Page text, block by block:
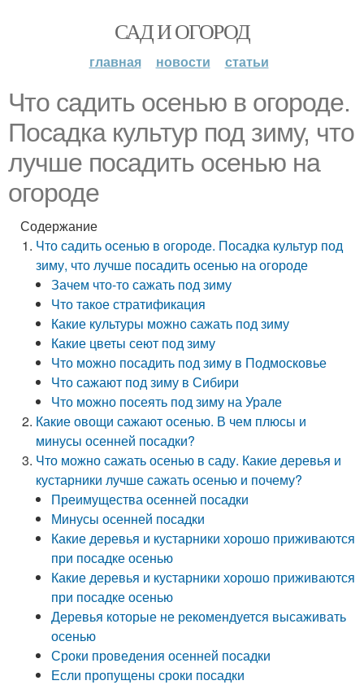
САД И ОГОРОД
главная новости статьи
Что садить осенью в огороде.
Посадка культур под зиму, что
лучше посадить осенью на
огороде
Содержание
Что садить осенью в огороде. Посадка культур под
зиму, что лучше посадить осенью на огороде
Зачем что-то сажать под зиму
Что такое стратификация
Какие культуры можно сажать под зиму
Какие цветы сеют под зиму
Что можно посадить под зиму в Подмосковье
Что сажают под зиму в Сибири
Что можно посеять под зиму на Урале
Какие овощи сажают осенью. В чем плюсы и
минусы осенней посадки?
Что можно сажать осенью в саду. Какие деревья и
кустарники лучше сажать осенью и почему?
Преимущества осенней посадки
Минусы осенней посадки
Какие деревья и кустарники хорошо приживаются
при посадке осенью
Какие деревья и кустарники хорошо приживаются
при посадке осенью
Деревья которые не рекомендуется высаживать
осенью
Сроки проведения осенней посадки
Если пропущены сроки посадки